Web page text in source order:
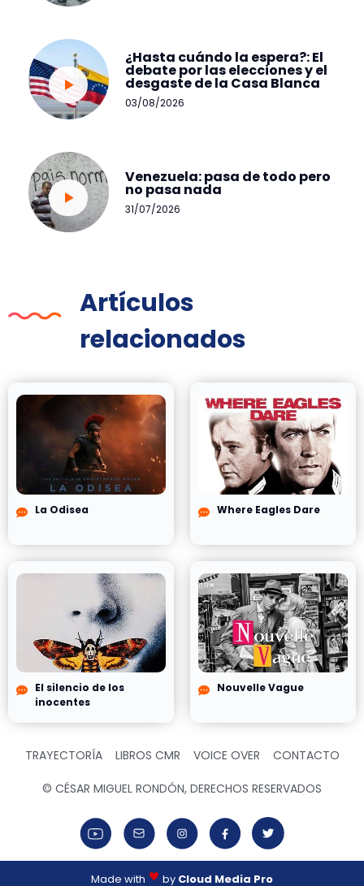
¿Hasta cuándo la espera?: El
debate por las elecciones y el
desgaste de la Casa Blanca
03/08/2026
Venezuela: pasa de todo pero
no pasa nada
31/07/2026
Artículos
relacionados
La Odisea Where Eagles Dare
El silencio de los
inocentes
Nouvelle Vague
TRAYECTORÍA LIBROS CMR VOICE OVER CONTACTO
© CÉSAR MIGUEL RONDÓN, DERECHOS RESERVADOS
Made with by Cloud Media Pro